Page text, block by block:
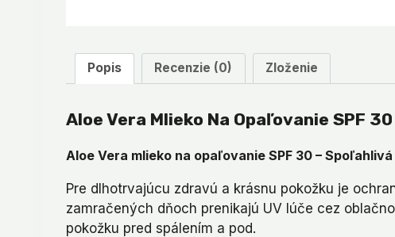
Popis Recenzie (0) Zloženie
Aloe Vera Mlieko Na Opaľovanie SPF 30
Aloe Vera mlieko na opaľovanie SPF 30 –
Pre dlhotrvajúcu zdravú a krásnu pokožku je
zamračených dňoch prenikajú UV lúče cez
pokožku pred spálením a pod.